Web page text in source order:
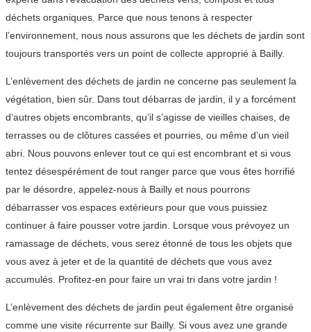
déchets organiques. Parce que nous tenons à respecter
l’environnement, nous nous assurons que les déchets de jardin sont
toujours transportés vers un point de collecte approprié à Bailly.
L’enlèvement des déchets de jardin ne concerne pas seulement la
végétation, bien sûr. Dans tout débarras de jardin, il y a forcément
d’autres objets encombrants, qu’il s’agisse de vieilles chaises, de
terrasses ou de clôtures cassées et pourries, ou même d’un vieil
abri. Nous pouvons enlever tout ce qui est encombrant et si vous
tentez désespérément de tout ranger parce que vous êtes horrifié
par le désordre, appelez-nous à Bailly et nous pourrons
débarrasser vos espaces extérieurs pour que vous puissiez
continuer à faire pousser votre jardin. Lorsque vous prévoyez un
ramassage de déchets, vous serez étonné de tous les objets que
vous avez à jeter et de la quantité de déchets que vous avez
accumulés. Profitez-en pour faire un vrai tri dans votre jardin !
L’enlèvement des déchets de jardin peut également être organisé
comme une visite récurrente sur Bailly. Si vous avez une grande